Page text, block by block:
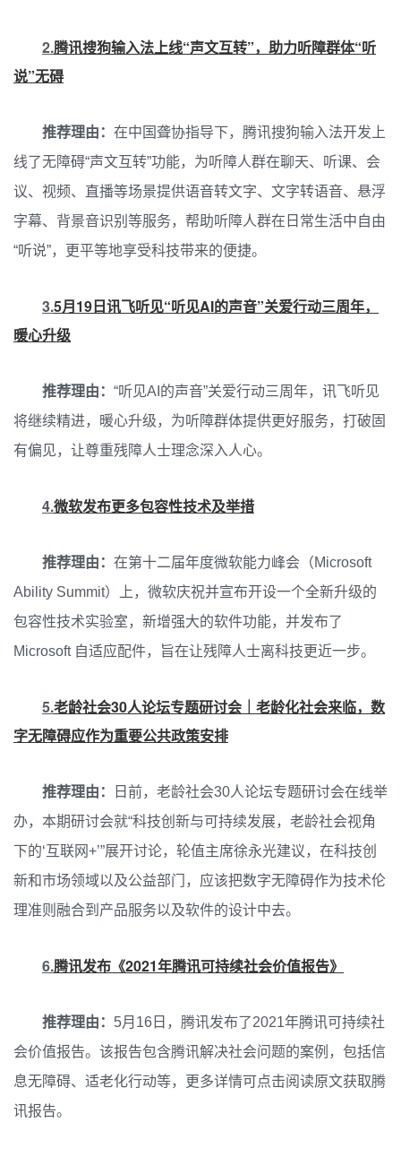
2.腾讯搜狗输入法上线“声文互转”，助力听障群体“听
说”无碍
推荐理由： 在中国聋协指导下，腾讯搜狗输入法开发上
线了无障碍“声文互转”功能，为听障人群在聊天、听课、会
议、视频、直播等场景提供语音转文字、文字转语音、悬浮
字幕、背景音识别等服务，帮助听障人群在日常生活中自由
“听说”，更平等地享受科技带来的便捷。
3.5月19日讯飞听见“听见AI的声音”关爱行动三周年，
暖心升级
推荐理由： “听见AI的声音”关爱行动三周年，讯飞听见
将继续精进，暖心升级，为听障群体提供更好服务，打破固
有偏见，让尊重残障人士理念深入人心。
4.微软发布更多包容性技术及举措
推荐理由： 在第十二届年度微软能力峰会（Microsoft
Ability Summit）上，微软庆祝并宣布开设一个全新升级的
包容性技术实验室，新增强大的软件功能，并发布了
Microsoft 自适应配件，旨在让残障人士离科技更近一步。
5.老龄社会30人论坛专题研讨会｜老龄化社会来临，数
字无障碍应作为重要公共政策安排
推荐理由：
日前，老龄社会30人论坛专题研讨会在线举
办，本期研讨会就“科技创新与可持续发展，老龄社会视角
下的‘互联网+’”展开讨论，轮值主席徐永光建议，在科技创
新和市场领域以及公益部门，应该把数字无障碍作为技术伦
理准则融合到产品服务以及软件的设计中去。
6.腾讯发布《2021年腾讯可持续社会价值报告》
推荐理由：
5月16日，腾讯发布了2021年腾讯可持续社
会价值报告。该报告包含腾讯解决社会问题的案例，包括信
息无障碍、适老化行动等，更多详情可点击阅读原文获取腾
讯报告。